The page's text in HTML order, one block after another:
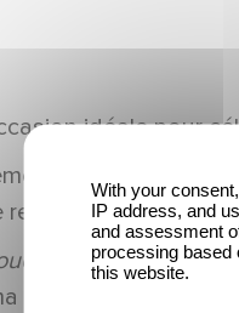
idéale pour
art, a toujours
reconnaissance du
reste un
: toucher le public,
With your
IP address, and
and assessment
processing based
this website.